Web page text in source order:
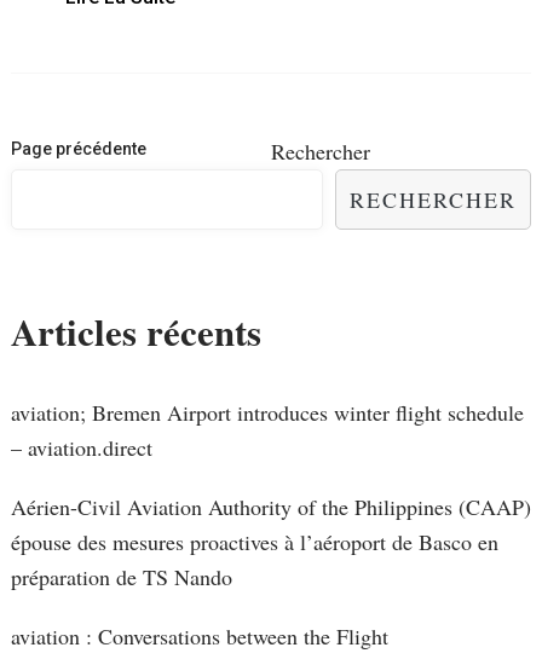
Navigation
Page précédente
Rechercher
RECHERCHER
Articles récents
aviation; Bremen Airport introduces winter flight schedule
– aviation.direct
Aérien-Civil Aviation Authority of the Philippines (CAAP)
épouse des mesures proactives à l’aéroport de Basco en
préparation de TS Nando
aviation : Conversations between the Flight